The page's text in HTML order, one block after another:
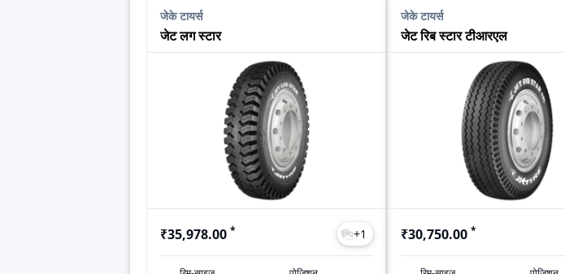
जेके टायर्स
जेट लग स्टार
₹35,978.00 * +1
जेके टायर्स
जेट रिब स्टार टीआरएल
₹30,750.00 *